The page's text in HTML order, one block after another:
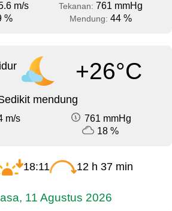
m/s Tekanan: 761 mmHg
% Mendung: 44 %
+26°C
mendung
m/s
761 mmHg
18 %
18:11 12 h 37 min
11 Agustus 2026